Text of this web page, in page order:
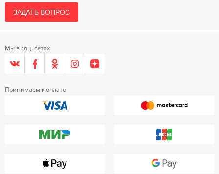
ЗАДАТЬ ВОПРОС
Мы в соц. сетях
Принимаем к оплате